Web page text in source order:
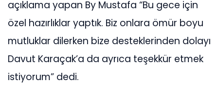
açıklama yapan By Mustafa “Bu gece için
özel hazırlıklar yaptık. Biz onlara ömür boyu
mutluklar dilerken bize desteklerinden dolayı
Davut Karaçak’a da ayrıca teşekkür etmek
istiyorum” dedi.